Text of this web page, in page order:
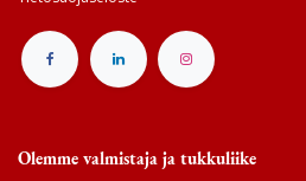
Olemme valmistaja ja tukkuliike